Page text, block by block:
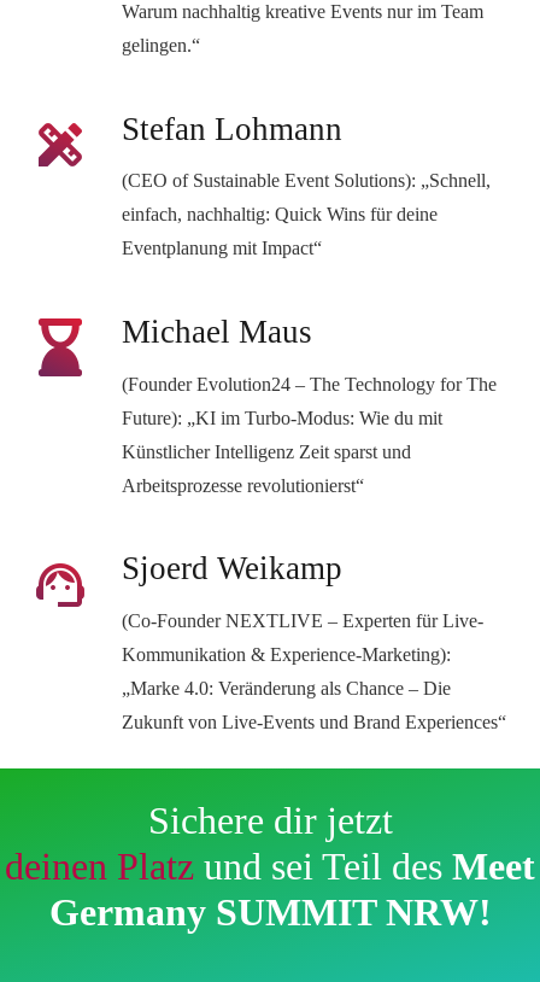
Warum nachhaltig kreative Events nur im Team
gelingen.“
design_services Stefan Lohmann
(CEO of Sustainable Event Solutions): „Schnell,
einfach, nachhaltig: Quick Wins für deine
Eventplanung mit Impact“
Michael Maus
(Founder Evolution24 – The Technology for The
Future): „KI im Turbo-Modus: Wie du mit
Künstlicher Intelligenz Zeit sparst und
Arbeitsprozesse revolutionierst“
support_agent Sjoerd Weikamp
(Co-Founder NEXTLIVE – Experten für Live-
Kommunikation & Experience-Marketing):
„Marke 4.0: Veränderung als Chance – Die
Zukunft von Live-Events und Brand Experiences“
Sichere dir jetzt
deinen Platz und sei Teil des Meet
Germany SUMMIT NRW!